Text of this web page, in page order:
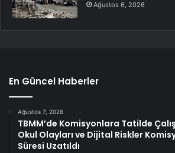
Ağustos 6, 2026
En Güncel Haberler
Ağustos 7, 2026
TBMM’de Komisyonlara Tatilde
Okul Olayları ve Dijital Riskler
Süresi Uzatıldı